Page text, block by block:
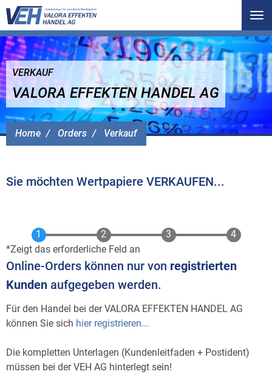
Home Orders Verkauf
VERKAUF
VALORA EFFEKTEN HANDEL AG
Sie möchten Wertpapiere VERKAUFEN...
Zeigt das erforderliche Feld an
Online-Orders können nur von registrierten
Kunden aufgegeben werden.
Für den Handel bei der VALORA EFFEKTEN HANDEL AG
können Sie sich hier registrieren...
Die kompletten Unterlagen (Kundenleitfaden + Postident)
müssen bei der VEH AG hinterlegt sein!